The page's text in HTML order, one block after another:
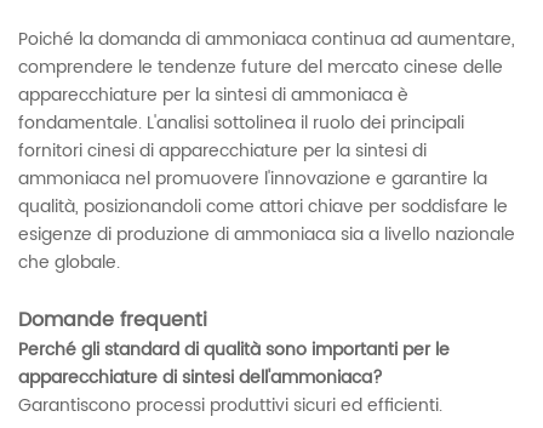
Poiché la domanda di ammoniaca continua ad aumentare,
comprendere le tendenze future del mercato cinese delle
apparecchiature per la sintesi di ammoniaca è
fondamentale. L'analisi sottolinea il ruolo dei principali
fornitori cinesi di apparecchiature per la sintesi di
ammoniaca nel promuovere l'innovazione e garantire la
qualità, posizionandoli come attori chiave per soddisfare le
esigenze di produzione di ammoniaca sia a livello nazionale
che globale.
Domande frequenti
Perché gli standard di qualità sono importanti per le
apparecchiature di sintesi dell'ammoniaca?
Garantiscono processi produttivi sicuri ed efficienti.